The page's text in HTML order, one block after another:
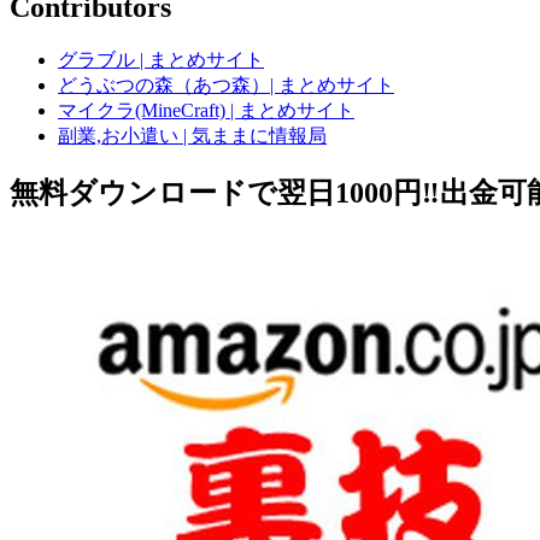
Contributors
グラブル | まとめサイト
どうぶつの森（あつ森）| まとめサイト
マイクラ(MineCraft) | まとめサイト
副業,お小遣い | 気ままに情報局
無料ダウンロードで翌日1000円‼️出金可